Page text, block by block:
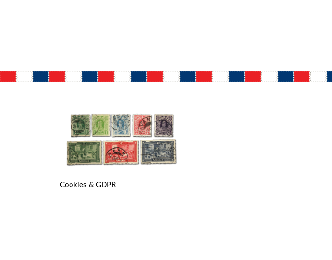
Cookies & GDPR